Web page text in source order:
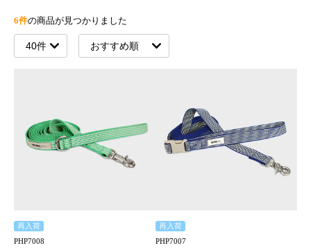
6件の商品が見つかりました
再入荷
PHP7008
再入荷
PHP7007